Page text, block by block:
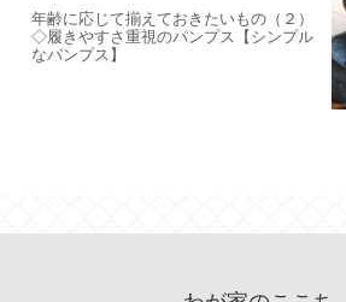
年齢に応じて揃えておきたいもの（２）
◇履きやすさ重視のパンプス【シンプル
なパンプス】